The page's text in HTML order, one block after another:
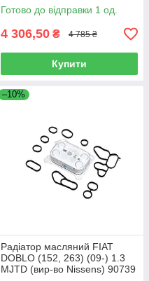
Готово до відправки 1 од.
4 306,50 ₴ 4 785 ₴
Купити
–10%
Радіатор масляний FIAT
DOBLO (152, 263) (09-) 1.3
MJTD (вир-во Nissens) 90739